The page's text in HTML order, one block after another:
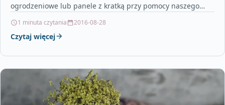
ogrodzeniowe lub panele z kratką przy pomocy naszego
1 minuta czytania 2016-08-28
Czytaj więcej